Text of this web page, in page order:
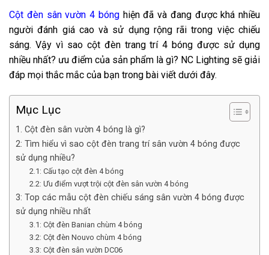
Cột đèn sân vườn 4 bónghiện đã và đang được khá nhiều
người đánh giá cao và sử dụng rộng rãi trong việc chiếu
sáng. Vậy vì sao cột đèn trang trí 4 bóng được sử dụng
nhiều nhất? ưu điểm của sản phẩm là gì? NC Lighting sẽ giải
đáp mọi thắc mắc của bạn trong bài viết dưới đây.
Mục Lục
1. Cột đèn sân vườn 4 bóng là gì?
2: Tìm hiểu vì sao cột đèn trang trí sân vườn 4 bóng được
sử dụng nhiều?
2.1: Cấu tạo cột đèn 4 bóng
2.2: Ưu điểm vượt trội cột đèn sân vườn 4 bóng
3: Top các mẫu cột đèn chiếu sáng sân vườn 4 bóng được
sử dụng nhiều nhất
3.1: Cột đèn Banian chùm 4 bóng
3.2: Cột đèn Nouvo chùm 4 bóng
3.3: Cột đèn sân vườn DC06